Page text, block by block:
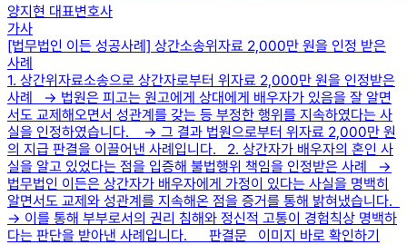
양지현 대표변호사
가사
[법무법인 이든 성공사례] 상간소송위자료 2,000만 원을 인정 받은
사례
1. 상간위자료소송으로 상간자로부터 위자료 2,000만 원을 인정받은
사례 → 법원은 피고는 원고에게 상대에게 배우자가 있음을 잘 알면
서도 교제해오면서 성관계를 갖는 등 부정한 행위를 지속하였다는 사
실을 인정하였습니다. → 그 결과 법원으로부터 위자료 2,000만 원
의 지급 판결을 이끌어낸 사례입니다. 2. 상간자가 배우자의 혼인 사
실을 알고 있었다는 점을 입증해 불법행위 책임을 인정받은 사례 →
법무법인 이든은 상간자가 배우자에게 가정이 있다는 사실을 명백히
알면서도 교제와 성관계를 지속해온 점을 증거를 통해 밝혀냈습니다.
→ 이를 통해 부부로서의 권리 침해와 정신적 고통이 경험칙상 명백하
다는 판단을 받아낸 사례입니다. 판결문 이미지 바로 확인하기